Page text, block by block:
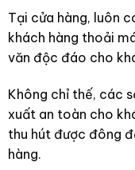
Tại cửa hàng, luôn
khách hàng thoải
văn độc đáo cho
Không chỉ thế, các
xuất an toàn cho
thu hút được đông
hàng.